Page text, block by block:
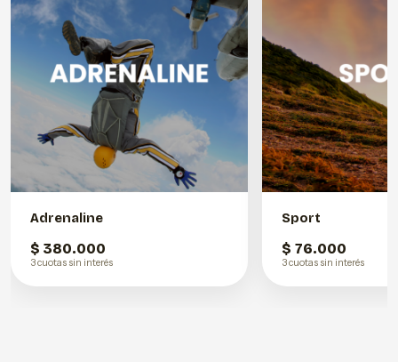
Adrenaline
$ 380.000
3 cuotas sin interés
Sport
$ 76.000
3 cuotas sin interés